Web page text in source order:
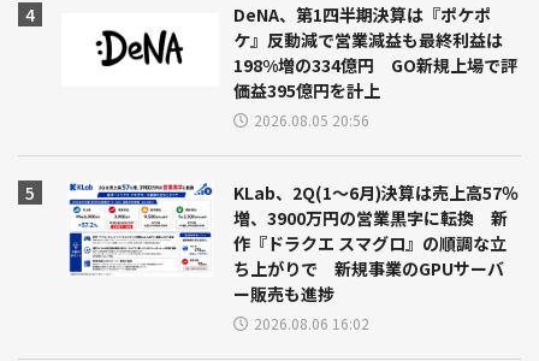
DeNA、第1四半期決算は『ポケポ
ケ』反動減で営業減益も最終利益は
198%増の334億円 GO新規上場で評
価益395億円を計上
2026.08.05 20:56
KLab、2Q(1～6月)決算は売上高57％
増、3900万円の営業黒字に転換 新
作『ドラクエ スマグロ』の順調な立
ち上がりで 新規事業のGPUサーバ
ー販売も進捗
2026.08.06 16:02